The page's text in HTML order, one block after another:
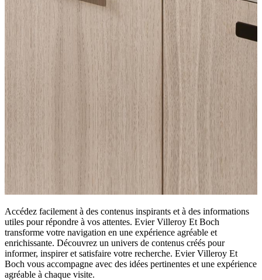
Accédez facilement à des contenus inspirants et à des informations
utiles pour répondre à vos attentes. Evier Villeroy Et Boch
transforme votre navigation en une expérience agréable et
enrichissante. Découvrez un univers de contenus créés pour
informer, inspirer et satisfaire votre recherche. Evier Villeroy Et
Boch vous accompagne avec des idées pertinentes et une expérience
agréable à chaque visite.